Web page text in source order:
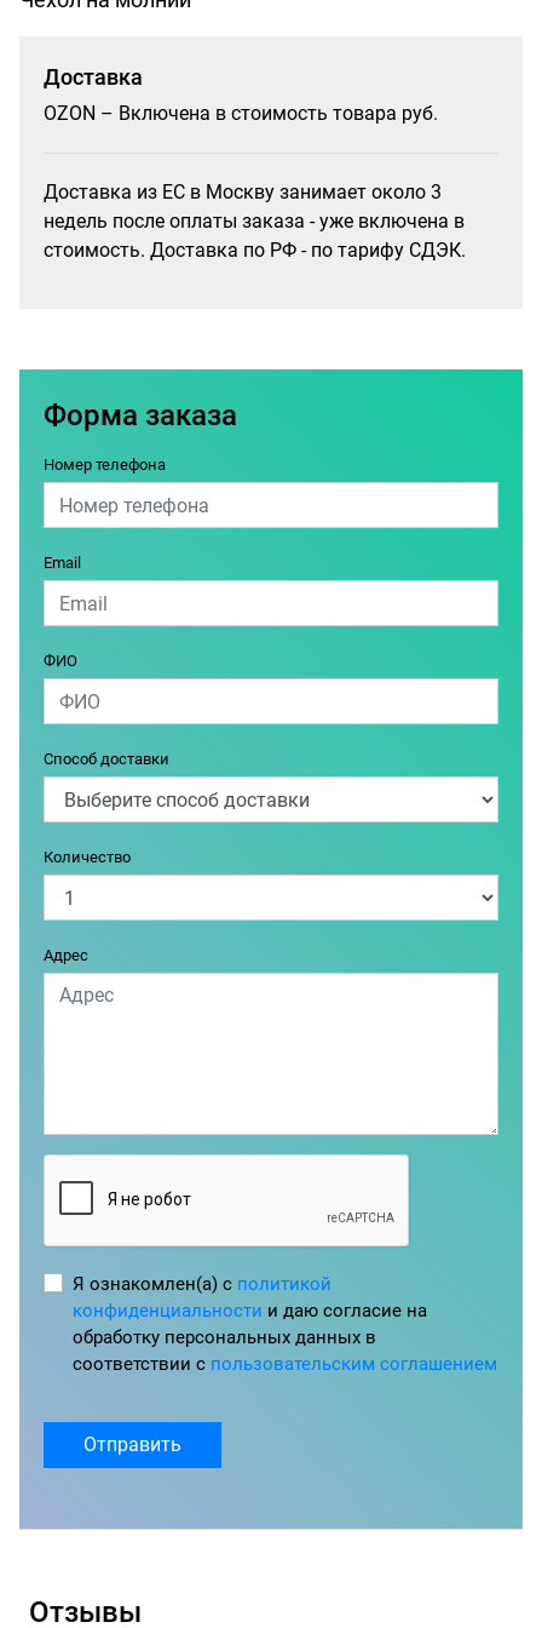
Доставка
OZON – Включена в стоимость товара руб.
Доставка из ЕС в Москву занимает около 3
недель после оплаты заказа - уже включена в
стоимость. Доставка по РФ - по тарифу СДЭК.
Форма заказа
Номер телефона
Email
ФИО
Способ доставки
Количество
Адрес
Я ознакомлен(а) с политикой
конфиденциальности и даю согласие на
обработку персональных данных в
соответствии с пользовательским соглашением
Отправить
Отзывы